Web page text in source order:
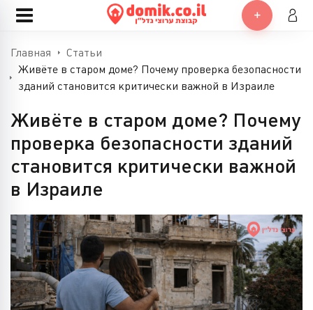
Главная
Статьи
Живёте в старом доме? Почему проверка безопасности
зданий становится критически важной в Израиле
Живёте в старом доме? Почему
проверка безопасности зданий
становится критически важной
в Израиле